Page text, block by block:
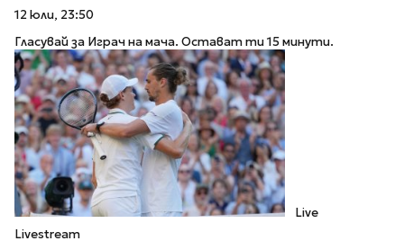
12 юли, 23:50
Гласувай за Играч на мача. Остават ти 15 минути.
Live
Livestream